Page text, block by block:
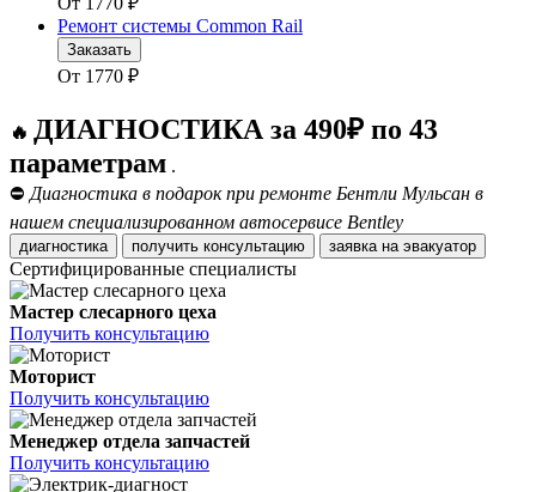
Ремонт системы Common Rail
Заказать
От 1770 ₽
🔥 ДИАГНОСТИКА за 490₽ по 43
параметрам .
⛔ Диагностика в подарок при ремонте Бентли Мульсан в
нашем специализированном автосервисе Bentley
диагностика получить консультацию заявка на эвакуатор
Сертифицированные специалисты
Мастер слесарного цеха
Получить консультацию
Моторист
Получить консультацию
Менеджер отдела запчастей
Получить консультацию